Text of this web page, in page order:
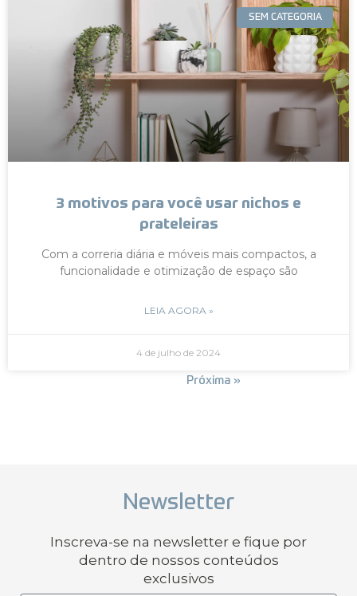
SEM CATEGORIA
3 motivos para você usar nichos e
prateleiras
Com a correria diária e móveis mais compactos, a
funcionalidade e otimização de espaço são
LEIA AGORA »
4 de julho de 2024
Próxima »
Newsletter
Inscreva-se na newsletter e fique por
dentro de nossos conteúdos
exclusivos